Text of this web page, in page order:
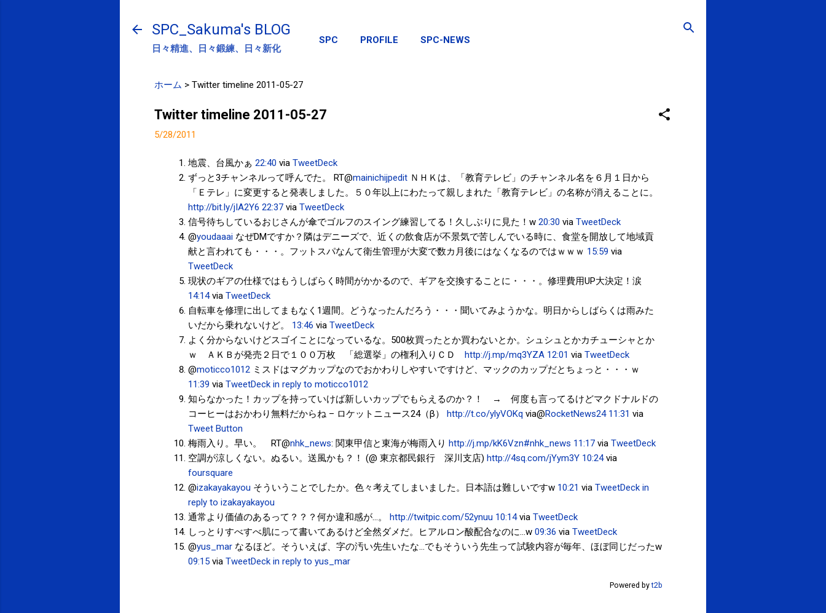
SPC_Sakuma's BLOG
日々精進、日々鍛練、日々新化
SPC PROFILE SPC-NEWS
ホーム > Twitter timeline 2011-05-27
Twitter timeline 2011-05-27
5/28/2011
地震、台風かぁ 22:40 via TweetDeck
ずっと3チャンネルって呼んでた。 RT@mainichijpedit ＮＨＫは、「教育テレビ」のチャンネル名を６月１日から
「Ｅテレ」に変更すると発表しました。５０年以上にわたって親しまれた「教育テレビ」の名称が消えることに。
http://bit.ly/jIA2Y6 22:37 via TweetDeck
信号待ちしているおじさんが傘でゴルフのスイング練習してる！久しぶりに見た！w 20:30 via TweetDeck
@youdaaai なぜDMですか？隣はデニーズで、近くの飲食店が不景気で苦しんでいる時に、食堂を開放して地域貢
献と言われても・・・。フットスパなんて衛生管理が大変で数カ月後にはなくなるのではｗｗｗ 15:59 via
TweetDeck
現状のギアの仕様ではもうしばらく時間がかかるので、ギアを交換することに・・・。修理費用UP大決定！涙
14:14 via TweetDeck
自転車を修理に出してまもなく1週間。どうなったんだろう・・・聞いてみようかな。明日からしばらくは雨みた
いだから乗れないけど。
13:46 via TweetDeck
よく分からないけどスゴイことになっているな。500枚買ったとか買わないとか。シュシュとかカチューシャとか
ｗ ＡＫＢが発売２日で１００万枚 「総選挙」の権利入りＣＤ http://j.mp/mq3YZA 12:01 via TweetDeck
@moticco1012 ミスドはマグカップなのでおかわりしやすいですけど、マックのカップだとちょっと・・・ｗ
11:39 via TweetDeck in reply to moticco1012
知らなかった！カップを持っていけば新しいカップでもらえるのか？！ → 何度も言ってるけどマクドナルドの
コーヒーはおかわり無料だからね – ロケットニュース24（β） http://t.co/ylyVOKq via@RocketNews24 11:31 via
Tweet Button
梅雨入り。早い。 RT@nhk_news: 関東甲信と東海が梅雨入り http://j.mp/kK6Vzn#nhk_news 11:17 via TweetDeck
空調が涼しくない。ぬるい。送風かも？！ (@ 東京都民銀行 深川支店) http://4sq.com/jYym3Y 10:24 via
foursquare
@izakayakayou そういうことでしたか。色々考えてしまいました。日本語は難しいですw 10:21 via TweetDeck in
reply to izakayakayou
通常より価値のあるって？？？何か違和感が...。 http://twitpic.com/52ynuu 10:14 via TweetDeck
しっとりすべすべ肌にって書いてあるけど全然ダメだ。ヒアルロン酸配合なのに...w 09:36 via TweetDeck
@yus_mar なるほど。そういえば、字の汚い先生いたな...でもそういう先生って試験内容が毎年、ほぼ同じだったw
09:15 via TweetDeck in reply to yus_mar
Powered byt2b